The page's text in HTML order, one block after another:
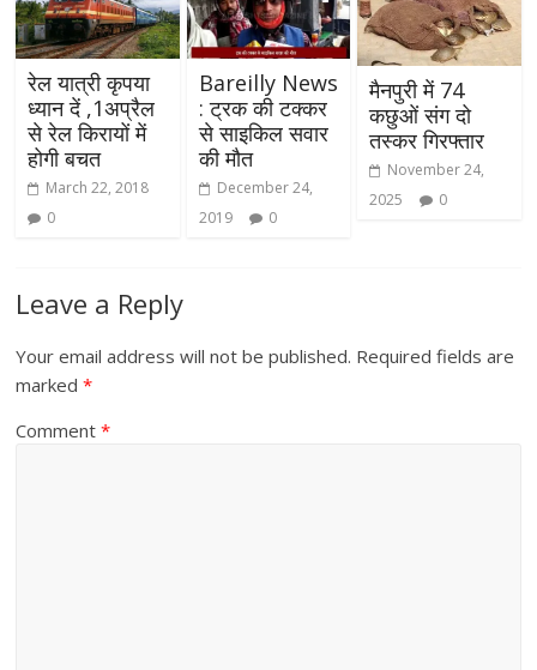
रेल यात्री कृपया
ध्यान दें ,1अप्रैल
से रेल किरायों में
होगी बचत
March 22, 2018
0
Bareilly News
: ट्रक की टक्कर
से साइकिल सवार
की मौत
December 24,
2019
0
मैनपुरी में 74
कछुओं संग दो
तस्कर गिरफ्तार
November 24,
2025
0
Leave a Reply
Your email address will not be published. Required fields are
marked*
Comment*